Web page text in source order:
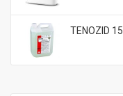
TENOZID